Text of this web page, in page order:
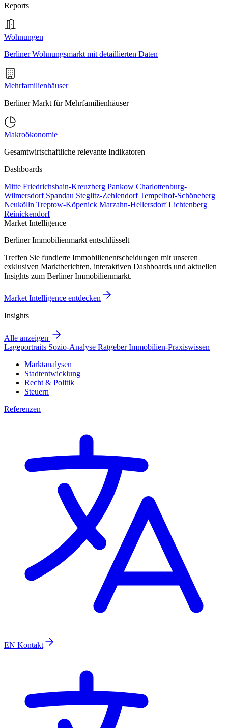
Reports
Wohnungen
Berliner Wohnungsmarkt mit detaillierten Daten
Mehrfamilienhäuser
Berliner Markt für Mehrfamilienhäuser
Makroökonomie
Gesamtwirtschaftliche relevante Indikatoren
Dashboards
Mitte Friedrichshain-Kreuzberg Pankow Charlottenburg-
Wilmersdorf Spandau Steglitz-ZehlendorfTempelhof-Schöneberg
Neukölln Treptow-Köpenick Marzahn-HellersdorfLichtenberg
Reinickendorf
Market Intelligence
Berliner Immobilienmarkt entschlüsselt
Treffen Sie fundierte Immobilienentscheidungen mit unseren
exklusiven Marktberichten, interaktiven Dashboards und aktuellen
Insights zum Berliner Immobilienmarkt.
Market Intelligence entdecken
Insights
Alle anzeigen
Lageportraits Sozio-Analyse RatgeberImmobilien-Praxiswissen
Marktanalysen
Stadtentwicklung
Recht & Politik
Steuern
Referenzen
EN Kontakt